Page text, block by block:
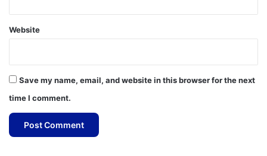
Website
Save my name, email, and website in this browser for the next
time I comment.